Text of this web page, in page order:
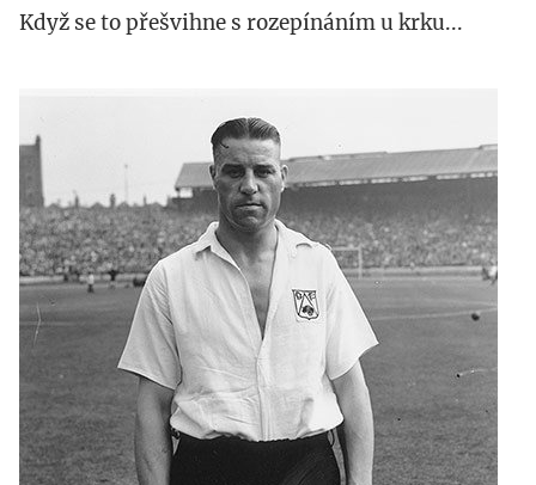
Když se to přešvihne s rozepínáním u krku...
jack-
stamps-
005.jpg